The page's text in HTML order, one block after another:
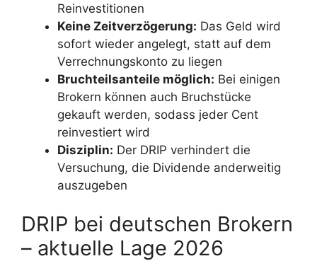
Reinvestitionen
Keine Zeitverzögerung: Das Geld wird
sofort wieder angelegt, statt auf dem
Verrechnungskonto zu liegen
Bruchteilsanteile möglich: Bei einigen
Brokern können auch Bruchstücke
gekauft werden, sodass jeder Cent
reinvestiert wird
Disziplin: Der DRIP verhindert die
Versuchung, die Dividende anderweitig
auszugeben
DRIP bei deutschen Brokern
– aktuelle Lage 2026